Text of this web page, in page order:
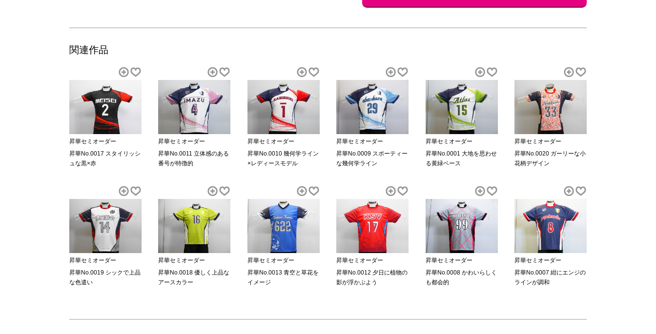
関連作品
昇華セミオーダー
昇華No.0017 スタイリッシ
ュな黒×赤
昇華セミオーダー
昇華No.0011 立体感のある
番号が特徴的
昇華セミオーダー
昇華No.0010 幾何学ライン
×レディースモデル
昇華セミオーダー
昇華No.0009 スポーティー
な幾何学ライン
昇華セミオーダー
昇華No.0001 大地を思わせ
る黄緑ベース
昇華セミオーダー
昇華No.0020 ガーリーな小
花柄デザイン
昇華セミオーダー
昇華No.0019 シックで上品
な色遣い
昇華セミオーダー
昇華No.0018 優しく上品な
アースカラー
昇華セミオーダー
昇華No.0013 青空と草花を
イメージ
昇華セミオーダー
昇華No.0012 夕日に植物の
影が浮かぶよう
昇華セミオーダー
昇華No.0008 かわいらしく
も都会的
昇華セミオーダー
昇華No.0007 紺にエンジの
ラインが調和